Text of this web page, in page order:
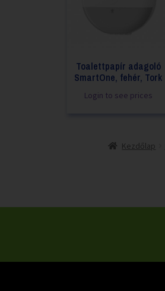
Toalettpapír adagoló
SmartOne, fehér, Tork
Login to see prices
Kezdőlap